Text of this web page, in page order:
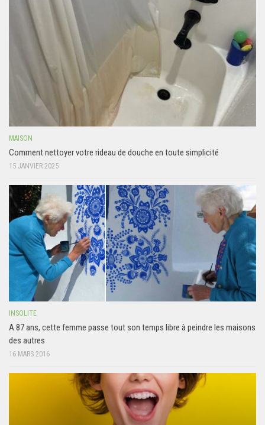
MAISON
Comment nettoyer votre rideau de douche en toute simplicité
15 JANVIER 2025
INSOLITE
A 87 ans, cette femme passe tout son temps libre à peindre les maisons
des autres
16 MARS 2016